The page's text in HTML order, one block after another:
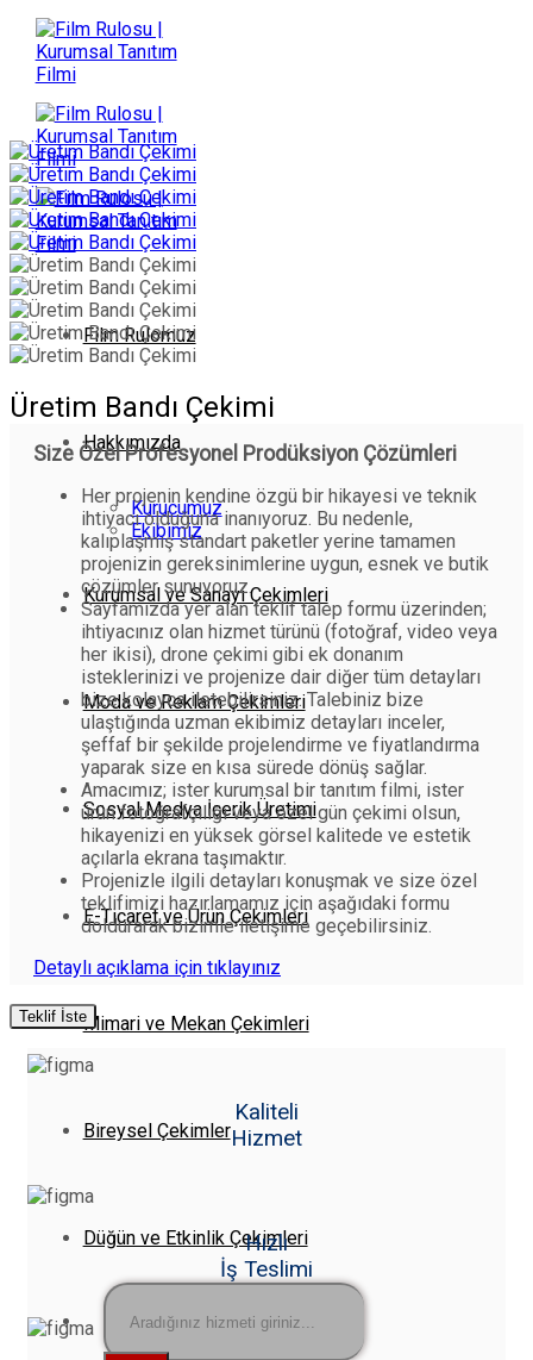
İçeriğe
atla
Film Rulomuz
Hakkımızda
Kurucumuz
Ekibimiz
Kurumsal ve Sanayi Çekimleri
Moda ve Reklam Çekimleri
Sosyal Medya İçerik Üretimi
E-Ticaret ve Ürün Çekimleri
Mimari ve Mekan Çekimleri
Bireysel Çekimler
Düğün ve Etkinlik Çekimleri
Ara:
Üretim Bandı Çekimi
Size Özel Profesyonel Prodüksiyon Çözümleri
Her projenin kendine özgü bir hikayesi ve teknik
ihtiyacı olduğuna inanıyoruz. Bu nedenle,
kalıplaşmış standart paketler yerine tamamen
projenizin gereksinimlerine uygun, esnek ve butik
çözümler sunuyoruz.
Sayfamızda yer alan teklif talep formu üzerinden;
ihtiyacınız olan hizmet türünü (fotoğraf, video veya
her ikisi), drone çekimi gibi ek donanım
isteklerinizi ve projenize dair diğer tüm detayları
bize kolayca iletebilirsiniz. Talebiniz bize
ulaştığında uzman ekibimiz detayları inceler,
şeffaf bir şekilde projelendirme ve fiyatlandırma
yaparak size en kısa sürede dönüş sağlar.
Amacımız; ister kurumsal bir tanıtım filmi, ister
ürün fotoğrafçılığı veya özel gün çekimi olsun,
hikayenizi en yüksek görsel kalitede ve estetik
açılarla ekrana taşımaktır.
Projenizle ilgili detayları konuşmak ve size özel
teklifimizi hazırlamamız için aşağıdaki formu
doldurarak bizimle iletişime geçebilirsiniz.
Detaylı açıklama için tıklayınız
Teklif İste
Kaliteli
Hizmet
Hızlı
İş Teslimi